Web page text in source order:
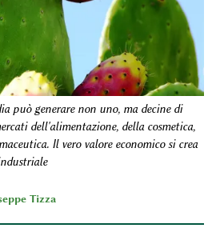
può generare non uno, ma decine di
dell'alimentazione, della cosmetica,
Il vero valore economico si crea
Tizza